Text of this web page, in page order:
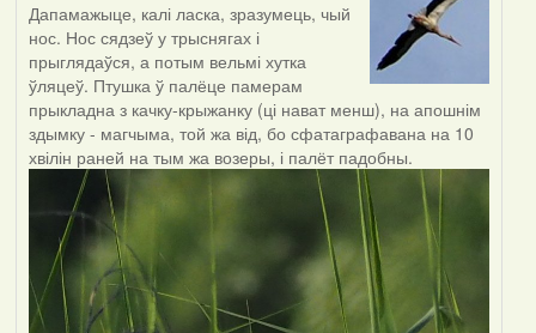
Дапамажыце, калі ласка, зразумець, чый
нос. Нос сядзеў у трыснягах і
прыглядаўся, а потым вельмі хутка
ўляцеў. Птушка ў палёце памерам
прыкладна з качку-крыжанку (ці нават менш), на апошнім
здымку - магчыма, той жа від, бо сфатаграфавана на 10
хвілін раней на тым жа возеры, і палёт падобны.